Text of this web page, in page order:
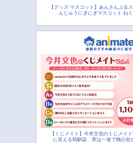
【グッズ-マスコット】あんさんぶる
んじゅうにぎにぎマスコット ね
【くじメイト】今井文也のくじメイ
に見える幼馴染、実は一途で独占欲